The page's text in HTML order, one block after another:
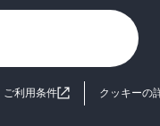
ご利用条件 クッキーの